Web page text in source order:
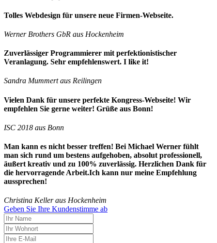
Tolles Webdesign für unsere neue Firmen-Webseite.
Werner Brothers GbR aus Hockenheim
Zuverlässiger Programmierer mit perfektionistischer
Veranlagung. Sehr empfehlenswert. I like it!
Sandra Mummert aus Reilingen
Vielen Dank für unsere perfekte Kongress-Webseite! Wir
empfehlen Sie gerne weiter! Grüße aus Bonn!
ISC 2018 aus Bonn
Man kann es nicht besser treffen! Bei Michael Werner fühlt
man sich rund um bestens aufgehoben, absolut professionell,
äußert kreativ und zu 100% zuverlässig. Herzlichen Dank für
die hervorragende Arbeit.Ich kann nur meine Empfehlung
aussprechen!
Christina Keller aus Hockenheim
Geben Sie Ihre Kundenstimme ab